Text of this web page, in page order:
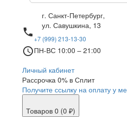
г. Санкт-Петербург,
ул. Савушкина, 13
local_phone
+7 (999) 213-13-30
access_timeПН-ВС 10:00 – 21:00
Личный кабинет
Рассрочка 0% в Сплит
Получите ссылку на оплату у
Товаров 0 (0 ₽)